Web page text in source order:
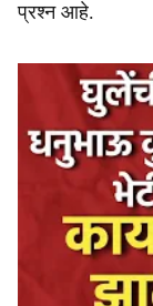
प्रश्न आहे.